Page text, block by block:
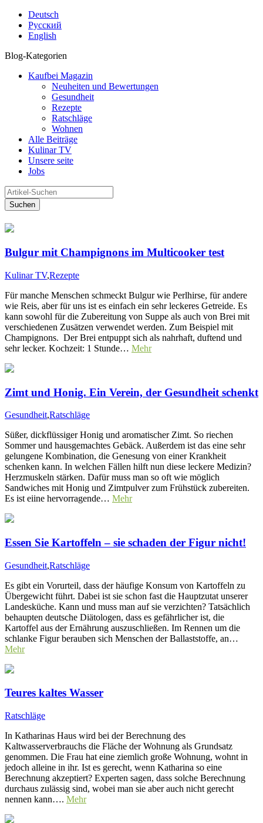
Deutsch
Русский
English
Blog-Kategorien
Kaufbei Magazin
Neuheiten und Bewertungen
Gesundheit
Rezepte
Ratschläge
Wohnen
Alle Beiträge
Kulinar TV
Unsere seite
Jobs
Suchen
Bulgur mit Champignons im Multicooker test
Kulinar TV,Rezepte
Für manche Menschen schmeckt Bulgur wie Perlhirse, für andere
wie Reis, aber für uns ist es einfach ein sehr leckeres Getreide. Es
kann sowohl für die Zubereitung von Suppe als auch von Brei mit
verschiedenen Zusätzen verwendet werden. Zum Beispiel mit
Champignons. Der Brei entpuppt sich als nahrhaft, duftend und
sehr lecker. Kochzeit: 1 Stunde… Mehr
Zimt und Honig. Ein Verein, der Gesundheit schenkt
Gesundheit,Ratschläge
Süßer, dickflüssiger Honig und aromatischer Zimt. So riechen
Sommer und hausgemachtes Gebäck. Außerdem ist das eine sehr
gelungene Kombination, die Genesung von einer Krankheit
schenken kann. In welchen Fällen hilft nun diese leckere Medizin?
Herzmuskeln stärken. Dafür muss man so oft wie möglich
Sandwiches mit Honig und Zimtpulver zum Frühstück zubereiten.
Es ist eiine hervorragende… Mehr
Essen Sie Kartoffeln – sie schaden der Figur nicht!
Gesundheit,Ratschläge
Es gibt ein Vorurteil, dass der häufige Konsum von Kartoffeln zu
Übergewicht führt. Dabei ist sie schon fast die Hauptzutat unserer
Landesküche. Kann und muss man auf sie verzichten? Tatsächlich
behaupten deutsche Diätologen, dass es gefährlicher ist, die
Kartoffel aus der Ernährung auszuschließen. Im Rennen um die
schlanke Figur berauben sich Menschen der Ballaststoffe, an…
Mehr
Teures kaltes Wasser
Ratschläge
In Katharinas Haus wird bei der Berechnung des
Kaltwasserverbrauchs die Fläche der Wohnung als Grundsatz
genommen. Die Frau hat eine ziemlich große Wohnung, wohnt in
jedoch alleine in ihr. Ist es gerecht, wenn Katharina so eine
Berechnung akzeptiert? Experten sagen, dass solche Berechnung
durchaus zulässig sind, wobei man sie aber auch nicht gerecht
nennen kann…. Mehr